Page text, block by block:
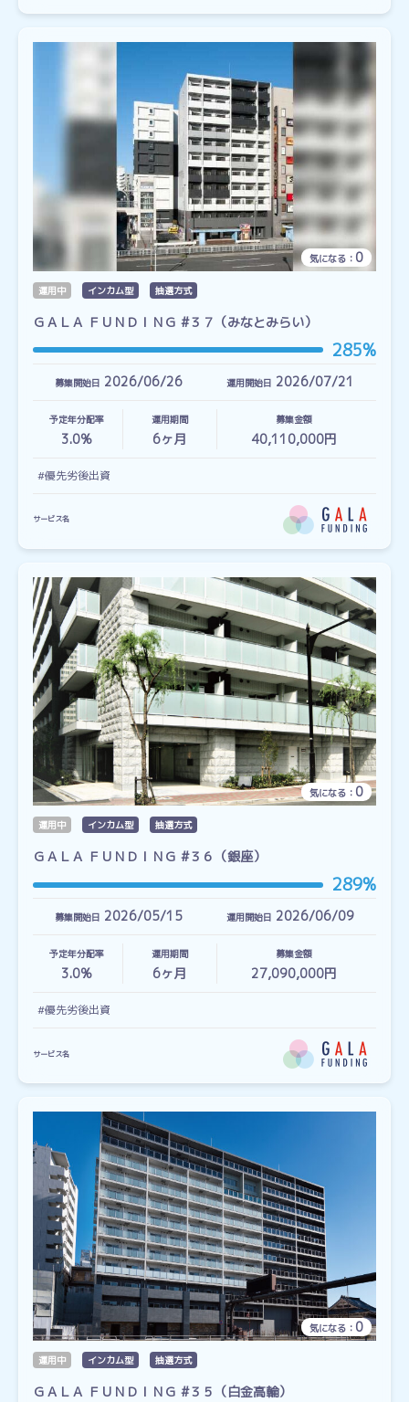
気になる： 0
運用中 インカム型 抽選方式
ＧＡＬＡ ＦＵＮＤＩＮＧ #３７（みなとみらい）
285%
募集開始日 2026/06/26 運用開始日 2026/07/21
予定年分配率
3.0%
運用期間
6ヶ月
募集金額
40,110,000円
#優先劣後出資
サービス名
気になる： 0
運用中 インカム型 抽選方式
ＧＡＬＡ ＦＵＮＤＩＮＧ #３６（銀座）
289%
募集開始日 2026/05/15 運用開始日 2026/06/09
予定年分配率
3.0%
運用期間
6ヶ月
募集金額
27,090,000円
#優先劣後出資
サービス名
気になる： 0
運用中 インカム型 抽選方式
ＧＡＬＡ ＦＵＮＤＩＮＧ #３５（白金高輪）